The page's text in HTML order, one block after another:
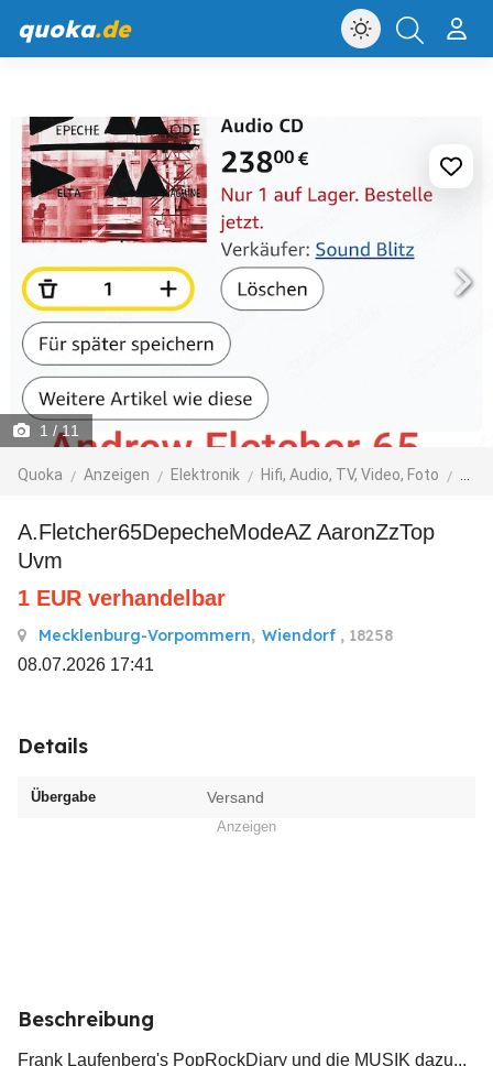
quoka.de
1 / 11
Quoka Anzeigen Elektronik Hifi, Audio, TV, Video, Foto
A.Fletcher65DepecheModeAZ AaronZzTop
Uvm
1 EUR verhandelbar
Mecklenburg-Vorpommern, Wiendorf , 18258
08.07.2026 17:41
Details
Übergabe Versand
Anzeigen
Beschreibung
Frank Laufenberg's PopRockDiary und die MUSIK dazu...